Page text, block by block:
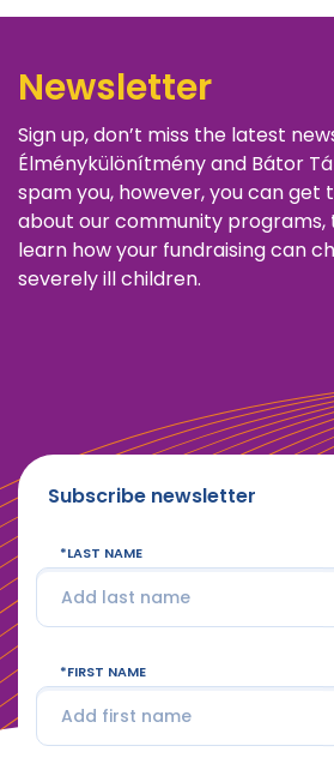
Newsletter
Sign up, don’t miss the latest
Élménykülönítmény and Bátor
spam you, however, you can get
about our community programs,
learn how your fundraising can
severely ill children.
Subscribe newsletter
LAST NAME
FIRST NAME